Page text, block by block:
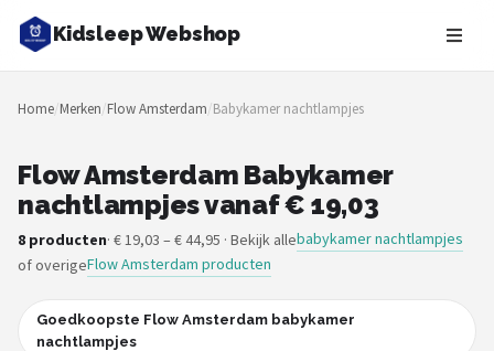
Kidsleep Webshop
Zoeken
NAVIGATIE
Merken
Blog
Slaaptrainers
Home/Merken/Flow Amsterdam/Babykamer nachtlampjes
Flow Amsterdam Babykamer
nachtlampjes vanaf € 19,03
8 producten· € 19,03 – € 44,95 · Bekijk allebabykamer nachtlampjes
of overigeFlow Amsterdam producten
Goedkoopste Flow Amsterdam babykamer
nachtlampjes